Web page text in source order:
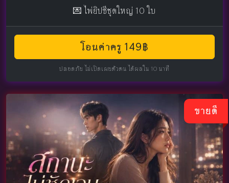
💌 ไพ่ยิปซีชุดใหญ่ 10 ใบ
โอนค่าครู 149฿
ปลอดภัย ไม่เปิดเผยตัวตน ได้ผลใน 10 นาที
ขายดี